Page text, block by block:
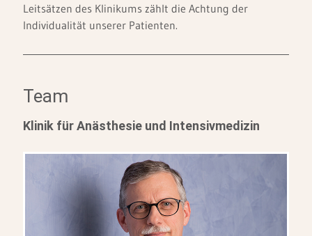
Leitsätzen des Klinikums zählt die Achtung der
Individualität unserer Patienten.
Team
Klinik für Anästhesie und Intensivmedizin